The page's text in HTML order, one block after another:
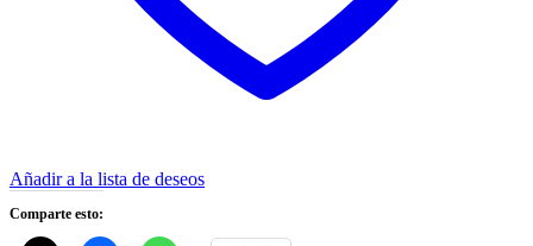
Añadir a la lista de deseos
Comparte esto: